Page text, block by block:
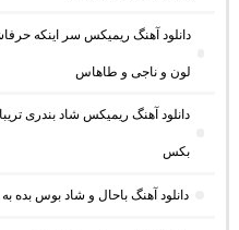
دانلود آهنگ ریمیکس سر اینکه
لون و ناجی و طاهاس
دانلود آهنگ ریمیکس شاد بندری
بکس
دانلود آهنگ باحال و شاد بوس بده